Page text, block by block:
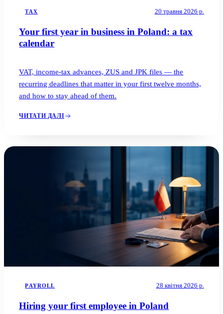
TAX 20 травня 2026 р.
Your first year in business in Poland: a tax
calendar
VAT, income-tax advances, ZUS and JPK files — the
recurring deadlines that matter in your first twelve months,
and how to stay ahead of them.
ЧИТАТИ ДАЛІ
PAYROLL 28 квітня 2026 р.
Hiring your first employee in Poland